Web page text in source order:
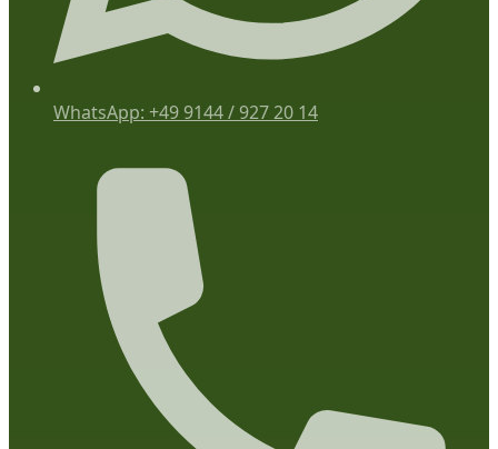
WhatsApp: +49 9144 / 927 20 14